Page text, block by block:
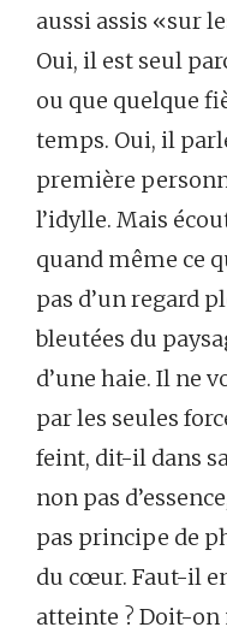
aussi assis «sur
Oui, il est seul
ou que quelque
temps. Oui, il
première
l’idylle. Mais
quand même ce
pas d’un regard
bleutées du
d’une haie. Il ne
par les seules
feint, dit-il dans
non pas
pas principe de
du cœur. Faut-il
atteinte ? Doit-on